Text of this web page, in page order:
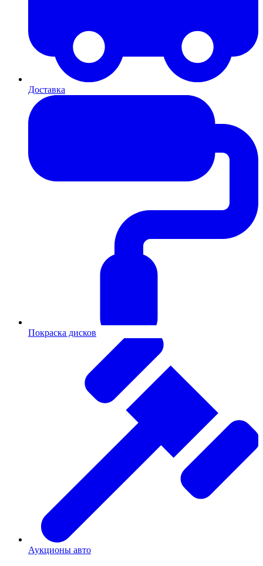
Доставка
Покраска дисков
Аукционы авто